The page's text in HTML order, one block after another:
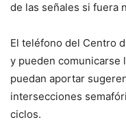
de las señales si fuera
El teléfono del Centro
y pueden comunicarse
puedan aportar
intersecciones
ciclos.